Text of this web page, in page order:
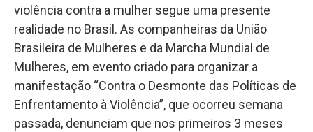
violência contra a mulher segue uma presente
realidade no Brasil. As companheiras da União
Brasileira de Mulheres e da Marcha Mundial de
Mulheres, em evento criado para organizar a
manifestação “Contra o Desmonte das Políticas de
Enfrentamento à Violência”, que ocorreu semana
passada, denunciam que nos primeiros 3 meses